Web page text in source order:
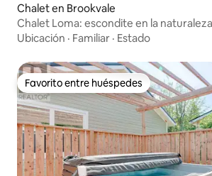
Chalet en Brookvale
Chalet Loma: escondite en la
Ubicación · Familiar · Estado
Favorito entre huéspedes
Favorito entre huéspedes